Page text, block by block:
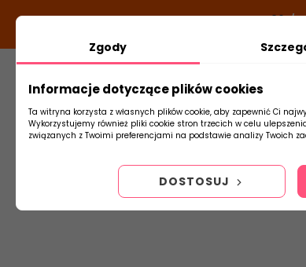
DODATKOWY RABAT Z KODEM:NEWLOOK26/
Płytki
Zgody
Informacje dotyczące plików cookies
Ta witryna korzysta z własnych plików cookie, aby zapewnić Ci
Wykorzystujemy również pliki cookie stron trzecich w celu
związanych z Twoimi preferencjami na podstawie analizy Twoich
DOSTOSUJ